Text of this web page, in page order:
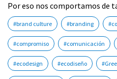
Por eso nos comportamos de
#brand culture #branding
#compromiso #comunicación
#ecodesign #ecodiseño